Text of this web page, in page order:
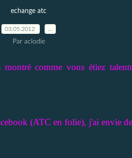
echange atc
03.05.2012
Par aclodie
comme vous étiez
(ATC en folie), j'ai envie